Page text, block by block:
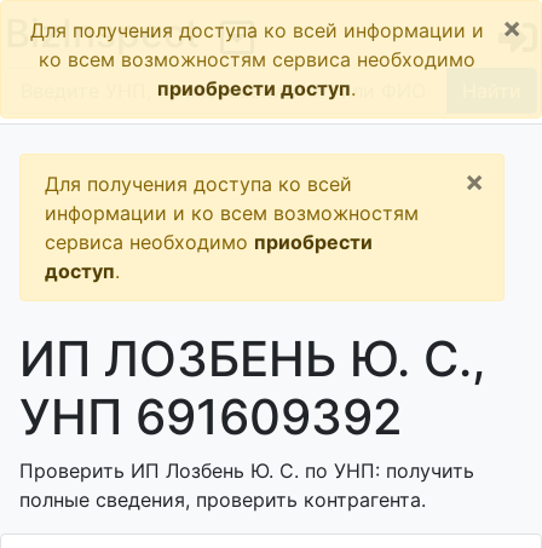
BizInspect
Для получения доступа ко всей информации и
ко всем возможностям сервиса необходимо
приобрести доступ.
×
Для получения доступа ко всей
информации и ко всем возможностям
сервиса необходимо приобрести
доступ.
×
ИП ЛОЗБЕНЬ Ю. С.,
УНП 691609392
Проверить ИП Лозбень Ю. С. по УНП: получить
полные сведения, проверить контрагента.